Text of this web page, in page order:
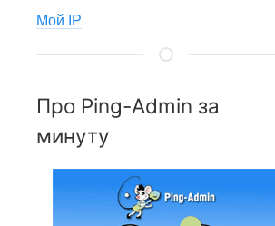
Мой IP
Про Ping-Admin за
минуту